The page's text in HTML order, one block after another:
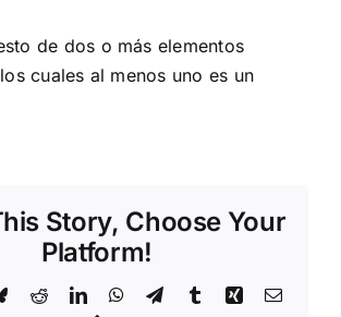
de dos o más elementos
cuales al menos uno es un
Story, Choose Your
Platform!
BlueskyRedditLinkedInWhatsApp
TelegramTumblrXing Correo